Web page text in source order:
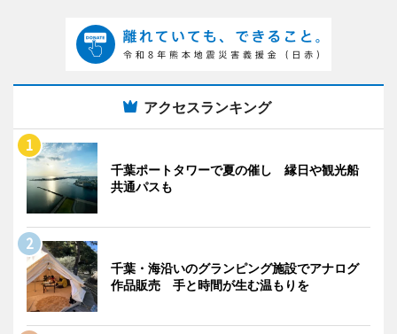
アクセスランキング
千葉ポートタワーで夏の催し 縁日や観光船
共通パスも
千葉・海沿いのグランピング施設でアナログ
作品販売 手と時間が生む温もりを